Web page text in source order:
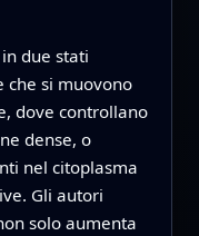
in due stati
che si muovono
dove controllano
dense, o
nel citoplasma
Gli autori
solo aumenta